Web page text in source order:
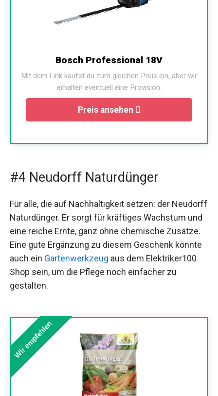
Bosch Professional 18V
Mit dem Link kaufst du zum gleichen Preis ein, aber wir
erhalten eventuell eine Provision.
Preis ansehen
#4 Neudorff Naturdünger
Für alle, die auf Nachhaltigkeit setzen: der Neudorff
Naturdünger. Er sorgt für kräftiges Wachstum und
eine reiche Ernte, ganz ohne chemische Zusätze.
Eine gute Ergänzung zu diesem Geschenk könnte
auch ein Gartenwerkzeug aus dem Elektriker100
Shop sein, um die Pflege noch einfacher zu
gestalten.
Wir empfehlen